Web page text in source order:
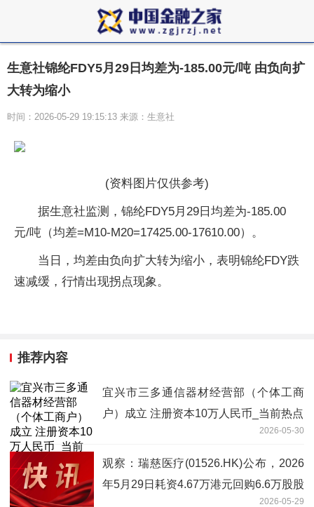
生意社锦纶FDY5月29日均差为-185.00元/吨 由负向扩
大转为缩小
时间：2026-05-29 19:15:13 来源：生意社
(资料图片仅供参考)
据生意社监测，锦纶FDY5月29日均差为-185.00
元/吨（均差=M10-M20=17425.00-17610.00）。
当日，均差由负向扩大转为缩小，表明锦纶FDY跌
速减缓，行情出现拐点现象。
推荐内容
宜兴市三多通信器材经营部（个体工商
户）成立 注册资本10万人民币_当前热点
2026-05-30
观察：瑞慈医疗(01526.HK)公布，2026
年5月29日耗资4.67万港元回购6.6万股股
2026-05-29